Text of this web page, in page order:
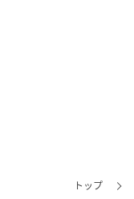
トップ